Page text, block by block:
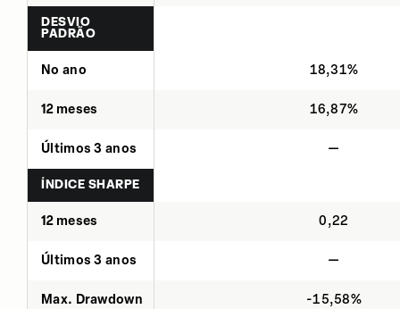
DESVIO
PADRÃO
No ano 18,31%
12 meses 16,87%
Últimos 3 anos —
ÍNDICE SHARPE
12 meses 0,22
Últimos 3 anos —
Max. Drawdown -15,58%